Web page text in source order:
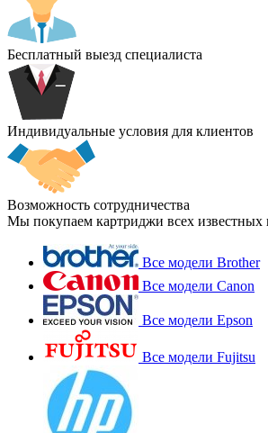
Бесплатный выезд специалиста
Индивидуальные условия для клиентов
Возможность сотрудничества
Мы покупаем картриджи всех известных
Все модели Brother
Все модели Canon
Все модели Epson
Все модели Fujitsu